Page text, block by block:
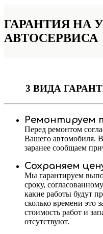
ГАРАНТИЯ НА
АВТОСЕРВИСА
3 ВИДА
Ремонтируем
Перед ремонтом
Вашего автомобиля.
заранее сообщаем
Сохраняем
Мы гарантируем
сроку,
какие работы будут
сколько времени это
стоимость работ и
отсутствуют.